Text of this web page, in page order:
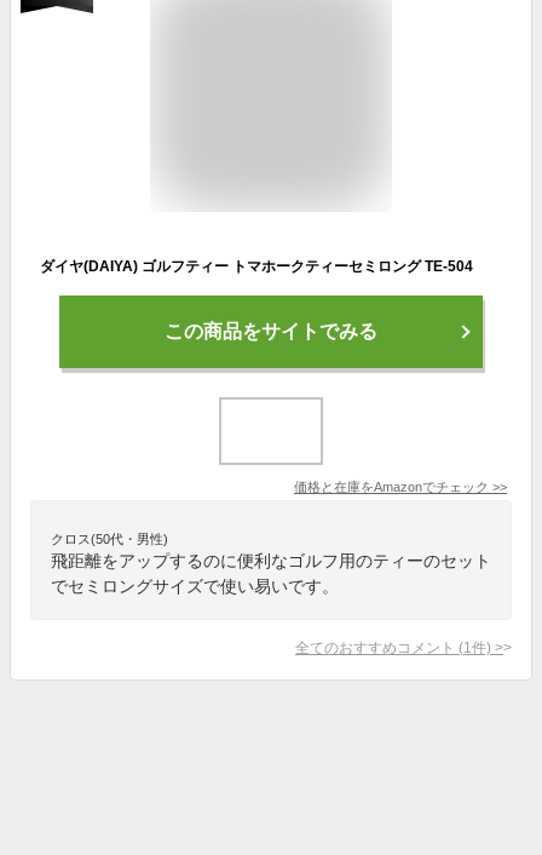
ダイヤ(DAIYA) ゴルフティー トマホークティーセミロング TE-504
この商品をサイトでみる
価格と在庫をAmazonでチェック >>
クロス(50代・男性)
飛距離をアップするのに便利なゴルフ用のティーのセット
でセミロングサイズで使い易いです。
全てのおすすめコメント (1 件) >